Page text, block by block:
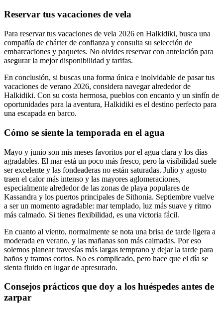
Reservar tus vacaciones de vela
Para reservar tus vacaciones de vela 2026 en Halkidiki, busca una
compañía de chárter de confianza y consulta su selección de
embarcaciones y paquetes. No olvides reservar con antelación para
asegurar la mejor disponibilidad y tarifas.
En conclusión, si buscas una forma única e inolvidable de pasar tus
vacaciones de verano 2026, considera navegar alrededor de
Halkidiki. Con su costa hermosa, pueblos con encanto y un sinfín de
oportunidades para la aventura, Halkidiki es el destino perfecto para
una escapada en barco.
Cómo se siente la temporada en el agua
Mayo y junio son mis meses favoritos por el agua clara y los días
agradables. El mar está un poco más fresco, pero la visibilidad suele
ser excelente y las fondeaderas no están saturadas. Julio y agosto
traen el calor más intenso y las mayores aglomeraciones,
especialmente alrededor de las zonas de playa populares de
Kassandra y los puertos principales de Sithonia. Septiembre vuelve
a ser un momento agradable: mar templado, luz más suave y ritmo
más calmado. Si tienes flexibilidad, es una victoria fácil.
En cuanto al viento, normalmente se nota una brisa de tarde ligera a
moderada en verano, y las mañanas son más calmadas. Por eso
solemos planear travesías más largas temprano y dejar la tarde para
baños y tramos cortos. No es complicado, pero hace que el día se
sienta fluido en lugar de apresurado.
Consejos prácticos que doy a los huéspedes antes de
zarpar